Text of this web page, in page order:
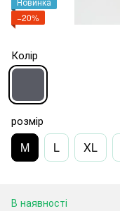
−20%
Колір
розмір
M L XL
В наявності